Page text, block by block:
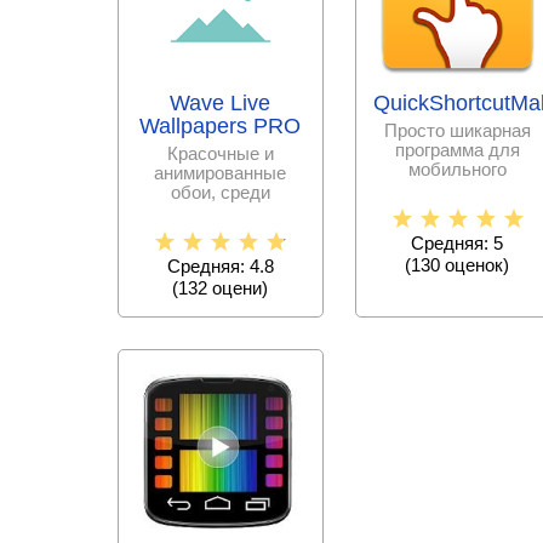
Wave Live
Wallpapers PRO
Красочные и
анимированные
обои, среди
стремящиеся к
индивидуальности
Средняя: 4.8
(132 оцени)
Просто шикарная
программа для
мобильного
позволит вам
эффективно,
Средняя: 5
(130 оценок)